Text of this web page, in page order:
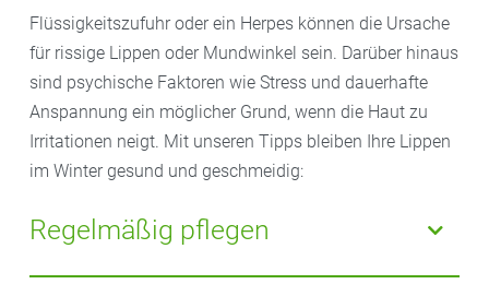
Flüssigkeitszufuhr oder ein Herpes können die Ursache
für rissige Lippen oder Mundwinkel sein. Darüber hinaus
sind psychische Faktoren wie Stress und dauerhafte
Anspannung ein möglicher Grund, wenn die Haut zu
Irritationen neigt. Mit unseren Tipps bleiben Ihre Lippen
im Winter gesund und geschmeidig:
Regelmäßig pflegen
Schenken Sie im Winter Ihren Lippen genauso viel